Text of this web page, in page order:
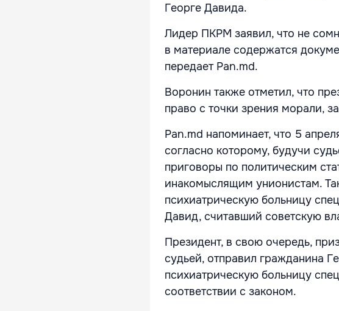
Георге Давида.
Лидер ПКРМ заявил, что не
в материале содержатся
передает Pan.md.
Воронин также отметил, что
право с точки зрения морали,
Pan.md напоминает, что 5
согласно которому, будучи
приговоры по политическим
инакомыслящим унионистам.
психиатрическую больницу
Давид, считавший советскую
Президент, в свою очередь,
судьей, отправил гражданина
психиатрическую больницу
соответствии с законом.